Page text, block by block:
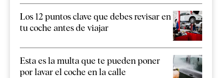
Los 12 puntos clave que debes revisar en
tu coche antes de viajar
Esta es la multa que te pueden poner
por lavar el coche en la calle